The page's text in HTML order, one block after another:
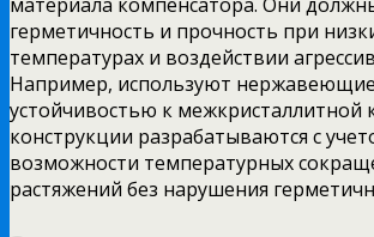
герметичность и прочность при
температурах и воздействии
Например, используют нержавеющие
устойчивостью к межкристаллитной
конструкции разрабатываются с
возможности температурных
растяжений без нарушения